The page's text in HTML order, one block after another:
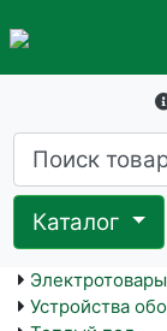
Каталог
Электротовары
Устройства